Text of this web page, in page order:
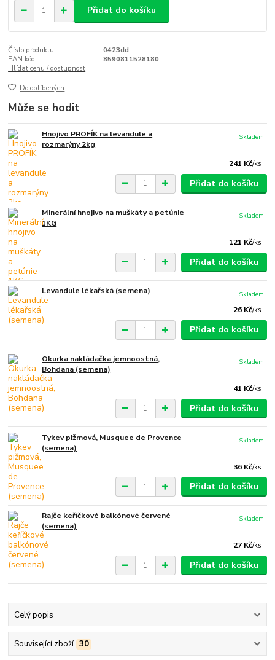
Přidat do košíku
Číslo produktu:
0423dd
EAN kód:
8590811528180
Hlídat cenu / dostupnost
Do oblíbených
Může se hodit
Hnojivo PROFÍK na levandule a
rozmarýny 2kg
241 Kč/ks
Skladem
Přidat do košíku
Minerální hnojivo na muškáty a petúnie
1KG
121 Kč/ks
Skladem
Přidat do košíku
Levandule lékařská (semena)
26 Kč/ks
Skladem
Přidat do košíku
Okurka nakládačka jemnoostná,
Bohdana (semena)
41 Kč/ks
Skladem
Přidat do košíku
Tykev pižmová, Musquee de Provence
(semena)
36 Kč/ks
Skladem
Přidat do košíku
Rajče keříčkové balkónové červené
(semena)
27 Kč/ks
Skladem
Přidat do košíku
Celý popis
Související zboží 30